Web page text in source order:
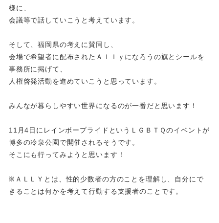
様に、
会議等で話していこうと考えています。
そして、福岡県の考えに賛同し、
会場で希望者に配布されたＡｌｌｙになろうの旗とシールを
事務所に掲げて、
人権啓発活動を進めていこうと思っています。
みんなが暮らしやすい世界になるのが一番だと思います！
11月4日にレインボープライドというＬＧＢＴＱのイベントが
博多の冷泉公園で開催されるそうです。
そこにも行ってみようと思います！
※ＡＬＬＹとは、性的少数者の方のことを理解し、自分にで
きることは何かを考えて行動する支援者のことです。